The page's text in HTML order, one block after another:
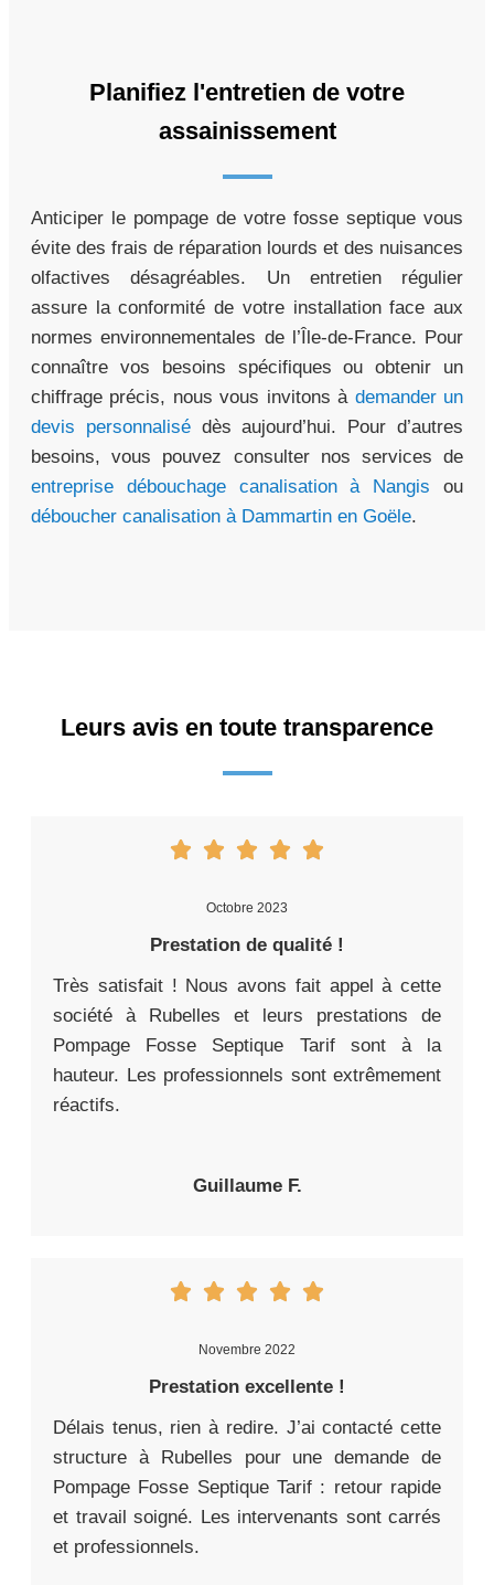
Planifiez l'entretien de votre
assainissement
Anticiper le pompage de votre fosse septique vous
évite des frais de réparation lourds et des nuisances
olfactives désagréables. Un entretien régulier
assure la conformité de votre installation face aux
normes environnementales de l’Île-de-France. Pour
connaître vos besoins spécifiques ou obtenir un
chiffrage précis, nous vous invitons à demander un
devis personnalisédès aujourd’hui. Pour d’autres
besoins, vous pouvez consulter nos services de
entreprise débouchage canalisation à Nangis ou
déboucher canalisation à Dammartin en Goële.
Leurs avis en toute transparence
Octobre 2023
Prestation de qualité !
Très satisfait ! Nous avons fait appel à cette
société à Rubelles et leurs prestations de
Pompage Fosse Septique Tarif sont à la
hauteur. Les professionnels sont extrêmement
réactifs.
Guillaume F.
Novembre 2022
Prestation excellente !
Délais tenus, rien à redire. J’ai contacté cette
structure à Rubelles pour une demande de
Pompage Fosse Septique Tarif : retour rapide
et travail soigné. Les intervenants sont carrés
et professionnels.